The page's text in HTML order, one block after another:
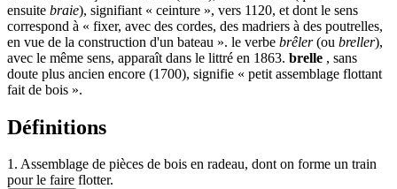
ensuite braie), signifiant « ceinture », vers 1120, et dont le sens
correspond à « fixer, avec des cordes, des madriers à des poutrelles,
en vue de la construction d'un bateau ». le verbe brêler(ou breller),
avec le même sens, apparaît dans le littré en 1863. brelle , sans
doute plus ancien encore (1700), signifie « petit assemblage flottant
fait de bois ».
Définitions
1. Assemblage de pièces de bois en radeau, dont on forme un train
pour le faire flotter.